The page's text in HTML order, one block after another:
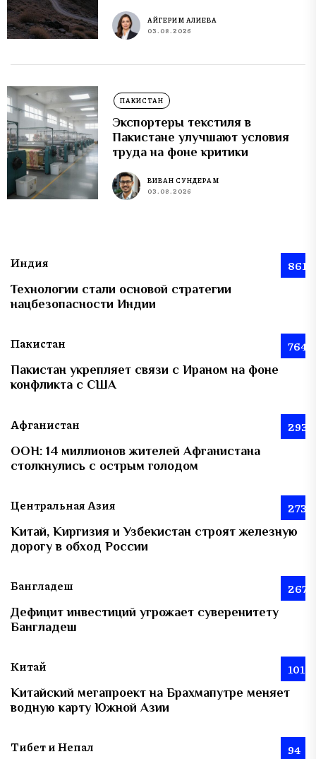
АЙГЕРИМ АЛИЕВА
03.08.2026
ПАКИСТАН
Экспортеры текстиля в
Пакистане улучшают условия
труда на фоне критики
ВИВАН СУНДЕРАМ
03.08.2026
Индия 861
Технологии стали основой стратегии
нацбезопасности Индии
Пакистан 764
Пакистан укрепляет связи с Ираном на фоне
конфликта с США
Афганистан 293
ООН: 14 миллионов жителей Афганистана
столкнулись с острым голодом
Центральная Азия 273
Китай, Киргизия и Узбекистан строят железную
дорогу в обход России
Бангладеш 267
Дефицит инвестиций угрожает суверенитету
Бангладеш
Китай 101
Китайский мегапроект на Брахмапутре меняет
водную карту Южной Азии
Тибет и Непал 94